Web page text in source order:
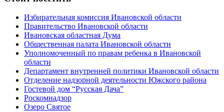
Избирательная комиссия Ивановской области
Правительство Ивановской области
Ивановская областная Дума
Общественная палата Ивановской области
Уполномоченный по правам ребенка в Ивановской
области
Департамент внутренней политики Ивановской области
Отделение надзорной деятельности Южского района
Гостевой дом “Русская Дача”
Роскомнадзор
Озеро Святое